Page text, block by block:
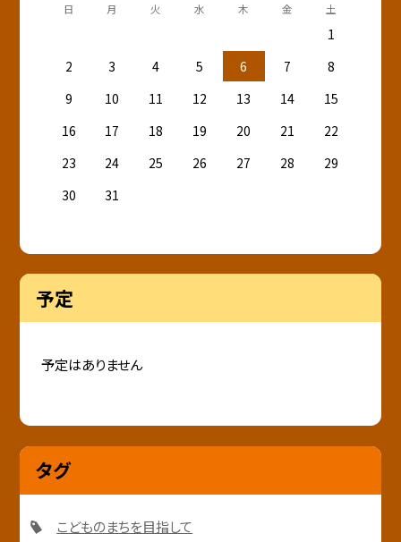
日 月 火 水 木 金 土
1
2
3 4 5 6 7
8
9
10 11 12 13 14
15
16
17 18 19 20 21
22
23
24 25 26 27 28
29
30
31
予定
予定はありません
タグ
こどものまちを目指して